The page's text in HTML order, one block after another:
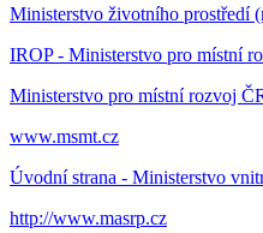
Ministerstvo životního prostředí
IROP - Ministerstvo pro místní
Ministerstvo pro místní rozvoj
www.msmt.cz
Úvodní strana - Ministerstvo
http://www.masrp.cz